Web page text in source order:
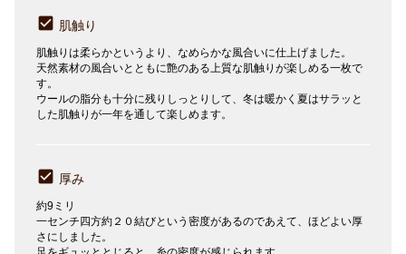
肌触り
肌触りは柔らかというより、なめらかな風合いに仕上げました。
天然素材の風合いとともに艶のある上質な肌触りが楽しめる一枚で
す。
ウールの脂分も十分に残りしっとりして、冬は暖かく夏はサラッと
した肌触りが一年を通して楽しめます。
厚み
約9ミリ
一センチ四方約２０結びという密度があるのであえて、ほどよい厚
さにしました。